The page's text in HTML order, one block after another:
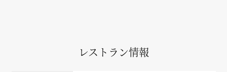
レストラン情報